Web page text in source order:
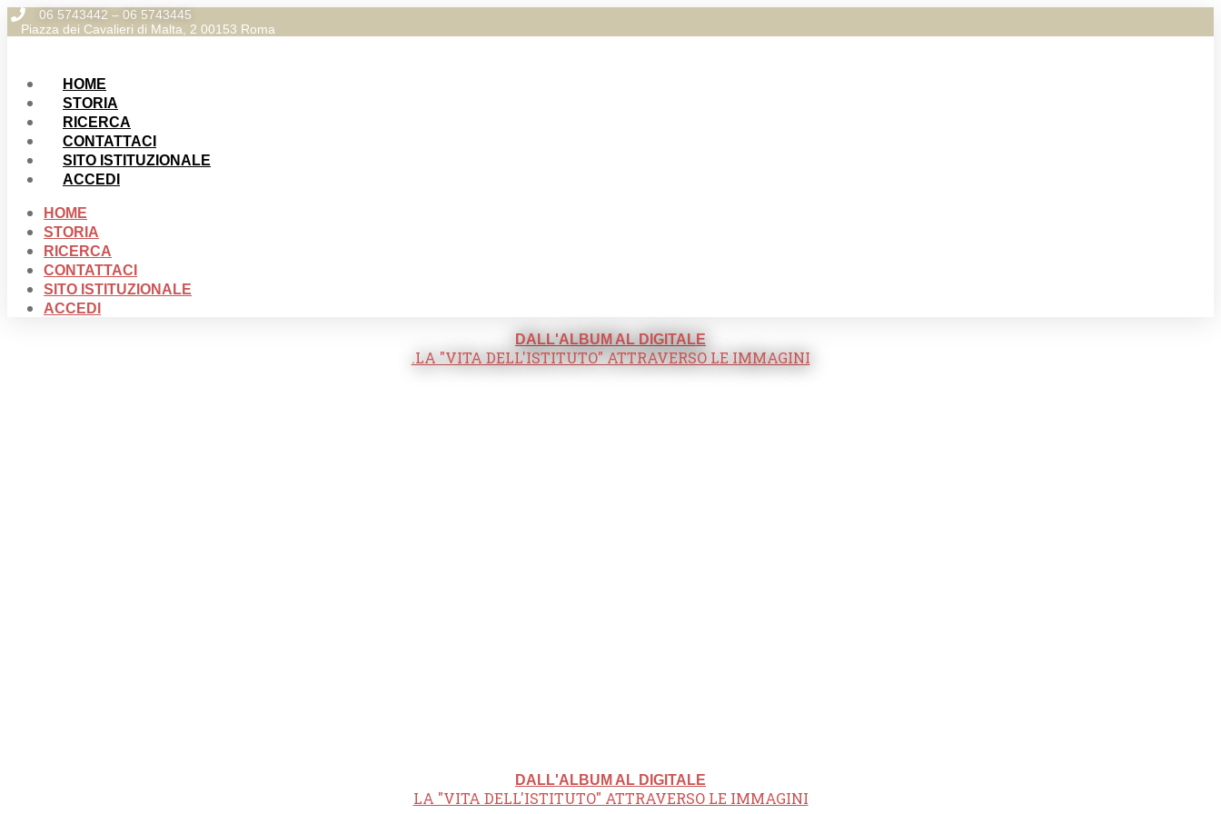
Skip
to
06 5743442 – 06 5743445
Piazza dei Cavalieri di Malta, 2 00153 Roma
HOME
STORIA
RICERCA
CONTATTACI
SITO ISTITUZIONALE
ACCEDI
HOME
STORIA
RICERCA
CONTATTACI
SITO ISTITUZIONALE
ACCEDI
DALL'ALBUM AL DIGITALE
.LA "VITA DELL'ISTITUTO" ATTRAVERSO LE IMMAGINI
DALL'ALBUM AL DIGITALE
LA "VITA DELL'ISTITUTO" ATTRAVERSO LE IMMAGINI